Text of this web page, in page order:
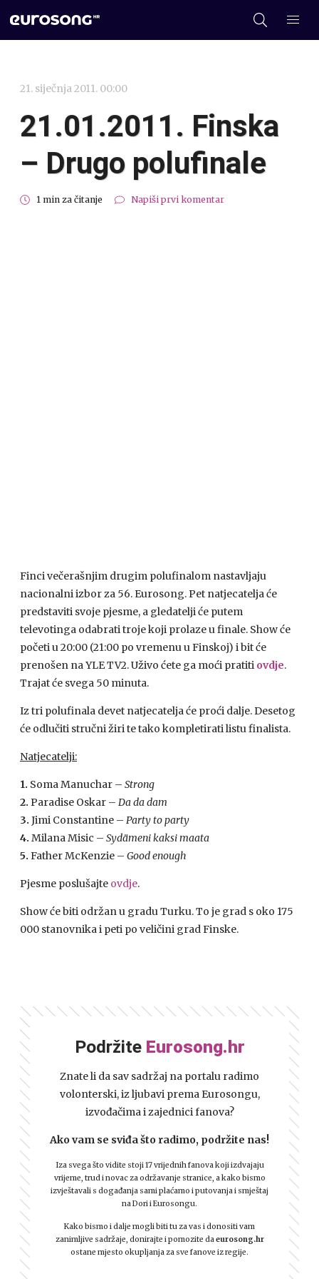
21. siječnja 2011. 00:00
21.01.2011. Finska
– Drugo polufinale
1 min za čitanje Napiši prvi komentar
Finci večerašnjim drugim polufinalom nastavljaju
nacionalni izbor za 56. Eurosong. Pet natjecatelja će
predstaviti svoje pjesme, a gledatelji će putem
televotinga odabrati troje koji prolaze u finale. Show će
početi u 20:00 (21:00 po vremenu u Finskoj) i bit će
prenošen naYLETV2. Uživo ćete ga moći pratiti ovdje.
Trajat će svega 50 minuta.
Iz tri polufinala devet natjecatelja će proći dalje. Desetog
će odlučiti stručni žiri te tako kompletirati listu finalista.
Natjecatelji:
1. Soma Manuchar – Strong
2. Paradise Oskar – Da da dam
3. Jimi Constantine – Party to party
4. Milana Misic – Sydämeni kaksi maata
5. Father McKenzie – Good enough
Pjesme poslušajte ovdje.
Show će biti održan u gradu Turku. To je grad s oko 175
000 stanovnika i peti po veličini grad Finske.
Podržite Eurosong.hr
Znate li da sav sadržaj na portalu radimo
volonterski, iz ljubavi prema Eurosongu,
izvođačima i zajednici fanova?
Ako vam se sviđa što radimo, podržite nas!
Iza svega što vidite stoji 17 vrijednih fanova koji izdvajaju
vrijeme, trud i novac za održavanje stranice, a kako bismo
izvještavali s događanja sami plaćamo i putovanja i smještaj
na Dori i Eurosongu.
Kako bismo i dalje mogli biti tu za vas i donositi vam
zanimljive sadržaje, donirajte i pomozite daeurosong.hr
ostane mjesto okupljanja za sve fanove iz regije.